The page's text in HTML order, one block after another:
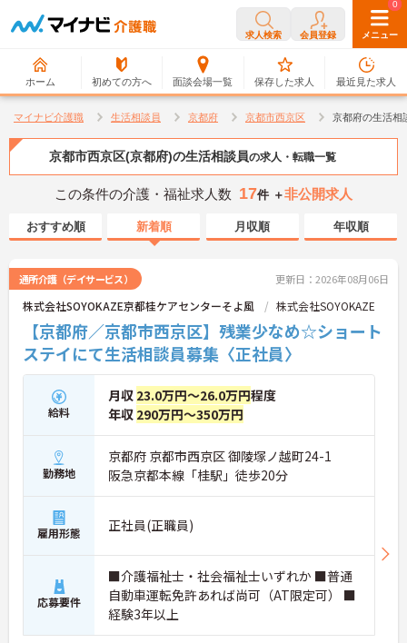
求人検索 会員登録 メニュー
ホーム 初めての方へ 面談会場一覧
0
保存した求人
0
最近見た求人
マイナビ介護職 生活相談員 京都府 京都市西京区 京都府の生活相
京都市西京区(京都府)の生活相談員の求人・転職一覧
この条件の介護・福祉求人数 17件 ＋非公開求人
おすすめ順 新着順 月収順 年収順
通所介護（デイサービス） 更新日：2026年08月06日
株式会社SOYOKAZE京都桂ケアセンターそよ風 株式会社SOYOKAZE
【京都府／京都市西京区】残業少なめ☆ショート
ステイにて生活相談員募集〈正社員〉
給料
月収 23.0万円～26.0万円程度
年収 290万円～350万円
勤務地
京都府 京都市西京区 御陵塚ノ越町24-1
阪急京都本線「桂駅」徒歩20分
雇用形態 正社員(正職員)
応募要件
■介護福祉士・社会福祉士いずれか ■普通
自動車運転免許あれば尚可（AT限定可） ■
経験3年以上